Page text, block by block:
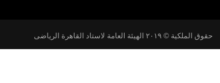
حقوق الملكية © ٢٠١۹ الهيئة العامة لاستاد القاهرة الرياضى